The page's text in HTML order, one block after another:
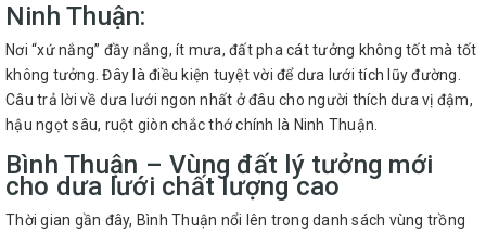
Ninh Thuận:
Nơi “xứ nắng” đầy nắng, ít mưa, đất pha cát tưởng không tốt mà tốt
không tưởng. Đây là điều kiện tuyệt vời để dưa lưới tích lũy đường.
Câu trả lời về dưa lưới ngon nhất ở đâu cho người thích dưa vị đậm,
hậu ngọt sâu, ruột giòn chắc thớ chính là Ninh Thuận.
Bình Thuận – Vùng đất lý tưởng mới
cho dưa lưới chất lượng cao
Thời gian gần đây, Bình Thuận nổi lên trong danh sách vùng trồng